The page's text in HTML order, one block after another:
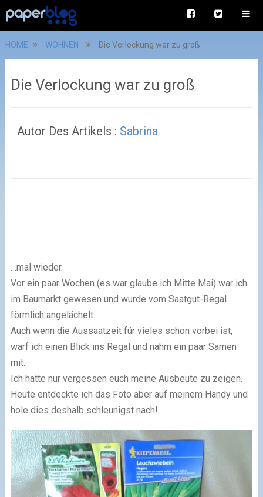
HOME WOHNEN Die Verlockung war zu groß
Die Verlockung war zu groß
Autor Des Artikels : Sabrina
…mal wieder.
Vor ein paar Wochen (es war glaube ich Mitte Mai) war ich
im Baumarkt gewesen und wurde vom Saatgut-Regal
förmlich angelächelt.
Auch wenn die Aussaatzeit für vieles schon vorbei ist,
warf ich einen Blick ins Regal und nahm ein paar Samen
mit.
Ich hatte nur vergessen euch meine Ausbeute zu zeigen.
Heute entdeckte ich das Foto aber auf meinem Handy und
hole dies deshalb schleunigst nach!